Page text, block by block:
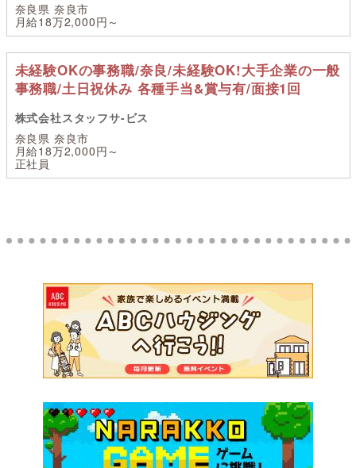
奈良県 奈良市
月給18万2,000円～
未経験OKの事務職/奈良/未経験OK!大手企業の一般
事務職/土日祝休み 各種手当&賞与有/面接1回
株式会社スタッフサ-ビス
奈良県 奈良市
月給18万2,000円～
正社員